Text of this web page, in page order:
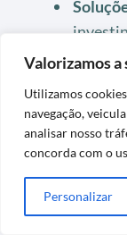
Valorizamos a
Utilizamos
navegação,
analisar nosso
concorda com o
Personalizar
faz
seja
o